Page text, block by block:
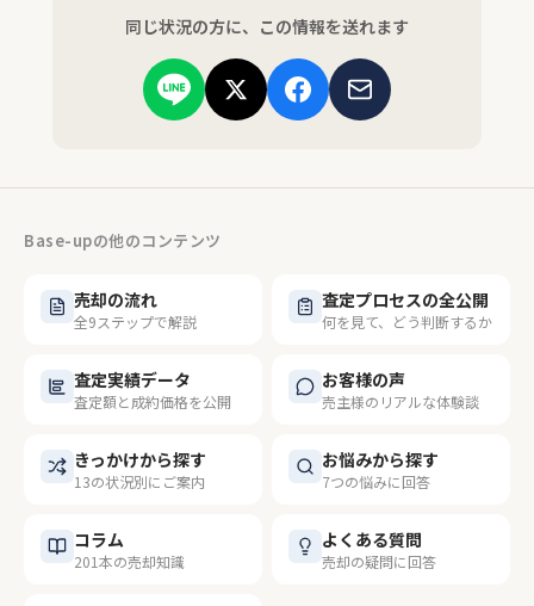
同じ状況の方に、この情報を送れます
Base-upの他のコンテンツ
売却の流れ
全9ステップで解説
査定プロセスの全公開
何を見て、どう判断するか
査定実績データ
査定額と成約価格を公開
お客様の声
売主様のリアルな体験談
きっかけから探す
13の状況別にご案内
お悩みから探す
7つの悩みに回答
コラム
201本の売却知識
よくある質問
売却の疑問に回答